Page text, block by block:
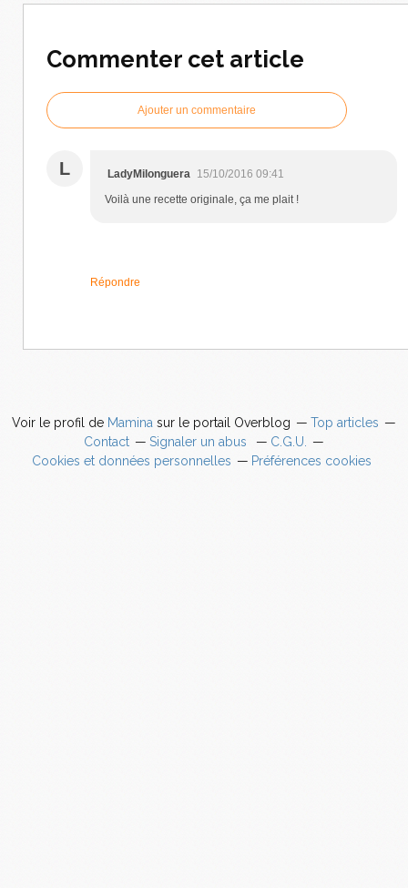
Commenter cet article
Ajouter un commentaire
L LadyMilonguera
15/10/2016 09:41
Voilà une recette originale, ça me plait !
Répondre
Voir le profil de Mamina sur le portail Overblog
Top articles
Contact
Signaler un abus
C.G.U.
Cookies et données personnelles
Préférences cookies